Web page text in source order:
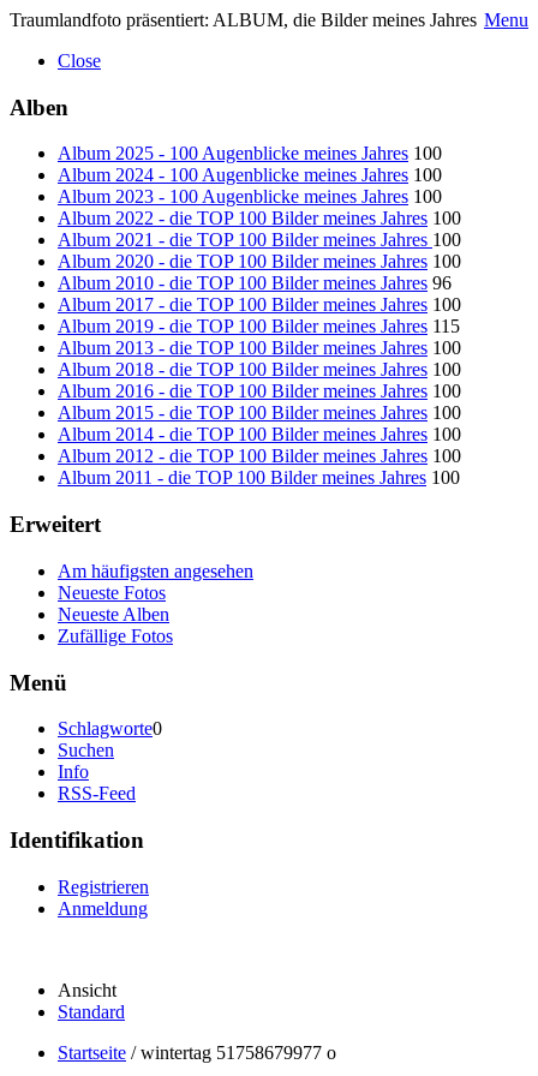
Traumlandfoto präsentiert: ALBUM, die Bilder meines Jahres Menu
Close
Alben
Album 2025 - 100 Augenblicke meines Jahres 100
Album 2024 - 100 Augenblicke meines Jahres 100
Album 2023 - 100 Augenblicke meines Jahres 100
Album 2022 - die TOP 100 Bilder meines Jahres 100
Album 2021 - die TOP 100 Bilder meines Jahres 100
Album 2020 - die TOP 100 Bilder meines Jahres 100
Album 2010 - die TOP 100 Bilder meines Jahres 96
Album 2017 - die TOP 100 Bilder meines Jahres 100
Album 2019 - die TOP 100 Bilder meines Jahres 115
Album 2013 - die TOP 100 Bilder meines Jahres 100
Album 2018 - die TOP 100 Bilder meines Jahres 100
Album 2016 - die TOP 100 Bilder meines Jahres 100
Album 2015 - die TOP 100 Bilder meines Jahres 100
Album 2014 - die TOP 100 Bilder meines Jahres 100
Album 2012 - die TOP 100 Bilder meines Jahres 100
Album 2011 - die TOP 100 Bilder meines Jahres 100
Erweitert
Am häufigsten angesehen
Neueste Fotos
Neueste Alben
Zufällige Fotos
Menü
Schlagworte0
Suchen
Info
RSS-Feed
Identifikation
Registrieren
Anmeldung
Ansicht
Standard
Startseite /wintertag 51758679977 o